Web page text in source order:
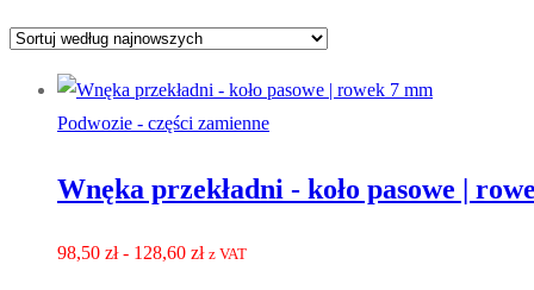
najnowszych
Podwozie - części zamienne
Wnęka przekładni - koło pasowe |
98,50 zł - 128,60 złZakres
z VAT